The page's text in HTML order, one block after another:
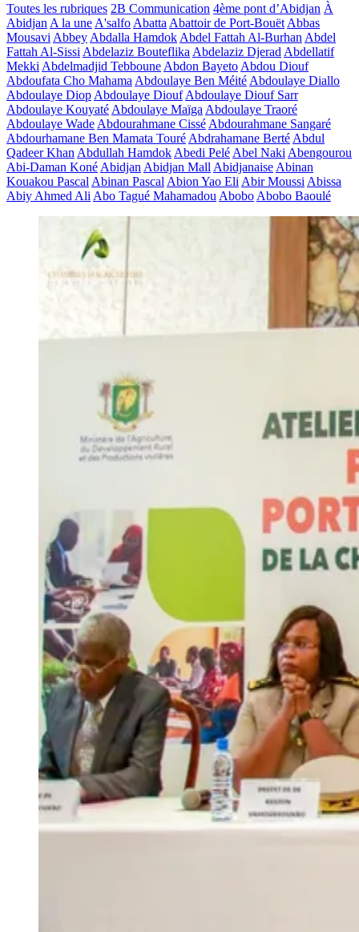
Toutes les rubriques 2B Communication 4ème pont d’Abidjan À
Abidjan A la une A'salfo Abatta Abattoir de Port-Bouët Abbas
Mousavi Abbey Abdalla Hamdok Abdel Fattah Al-Burhan Abdel
Fattah Al-Sissi Abdelaziz Bouteflika Abdelaziz Djerad Abdellatif
Mekki Abdelmadjid Tebboune Abdon Bayeto Abdou Diouf
Abdoufata Cho Mahama Abdoulaye Ben Méité Abdoulaye Diallo
Abdoulaye Diop Abdoulaye Diouf Abdoulaye Diouf Sarr
Abdoulaye Kouyaté Abdoulaye Maïga Abdoulaye Traoré
Abdoulaye Wade Abdourahmane Cissé Abdourahmane Sangaré
Abdourhamane Ben Mamata Touré Abdrahamane Berté Abdul
Qadeer Khan Abdullah Hamdok Abedi Pelé Abel Naki Abengourou
Abi-Daman Koné Abidjan Abidjan Mall Abidjanaise Abinan
Kouakou Pascal Abinan Pascal Abion Yao Eli Abir Moussi Abissa
Abiy Ahmed Ali Abo Tagué Mahamadou Abobo Abobo Baoulé